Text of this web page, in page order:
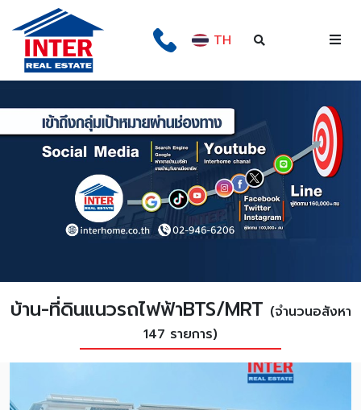
TH
บ้าน-ที่ดินแนวรถไฟฟ้าBTS/MRT (จำนวนอสังหา
147 รายการ)